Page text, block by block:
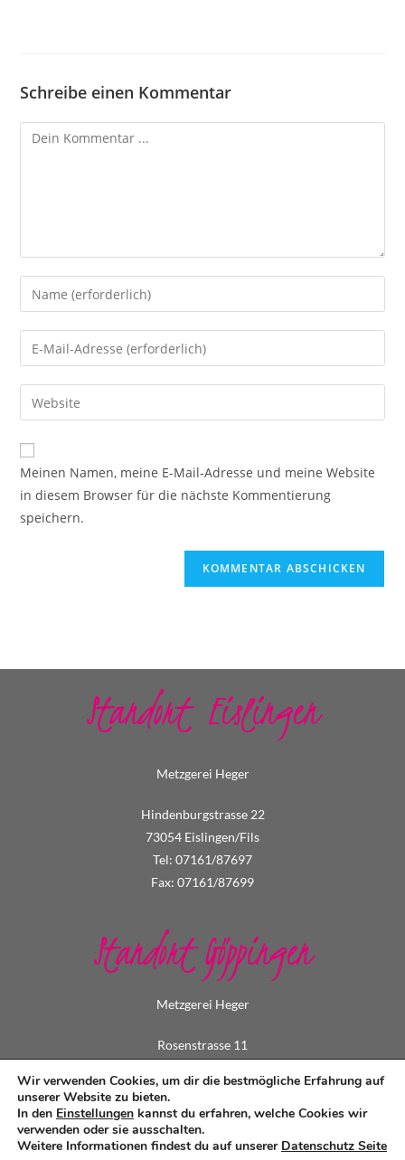
Schreibe einen Kommentar
Meinen Namen, meine E-Mail-Adresse und meine Website
in diesem Browser für die nächste Kommentierung
speichern.
Standort Eislingen
Metzgerei Heger
Hindenburgstrasse 22
73054 Eislingen/Fils
Tel: 07161/87697
Fax: 07161/87699
Standort Göppingen
Metzgerei Heger
Rosenstrasse 11
Tel: 07161/73495
Fax: 07161/79549
Wir verwenden Cookies, um dir die bestmögliche Erfahrung auf
unserer Website zu bieten.
In den Einstellungen kannst du erfahren, welche Cookies wir
verwenden oder sie ausschalten.
Weitere Informationen findest du auf unserer Datenschutz Seite